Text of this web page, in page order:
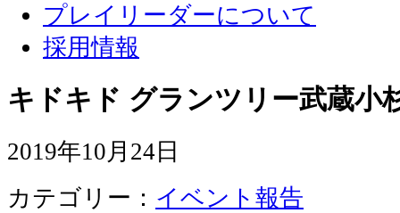
プレイリーダーについて
採用情報
キドキド グランツリー武蔵小
2019年10月24日
カテゴリー： イベント報告